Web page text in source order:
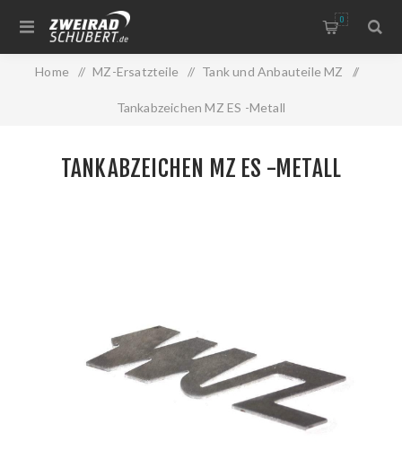
0
Home / MZ-Ersatzteile / Tank und Anbauteile MZ /
Tankabzeichen MZ ES -Metall
TANKABZEICHEN MZ ES -METALL